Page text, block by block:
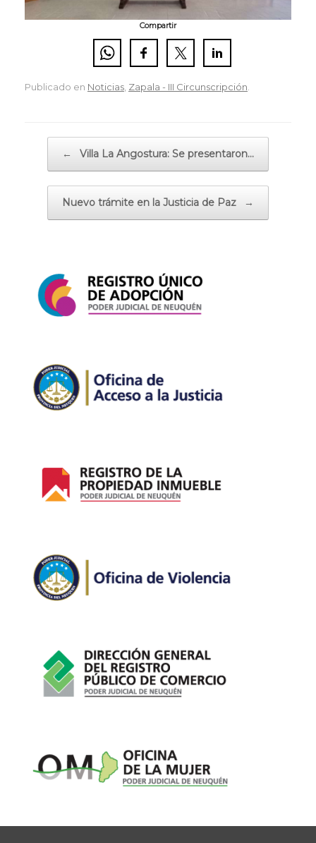
Compartir
Publicado en Noticias, Zapala - III Circunscripción.
← Villa La Angostura: Se presentaron…
Nuevo trámite en la Justicia de Paz →